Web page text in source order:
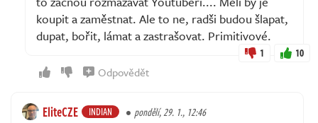
koupit a zaměstnat. Ale to ne, radši budou šlapat,
dupat, bořit, lámat a zastrašovat. Primitivové.
1 10
Odpovědět
EliteCZE INDIAN pondělí, 29. 1., 12:46